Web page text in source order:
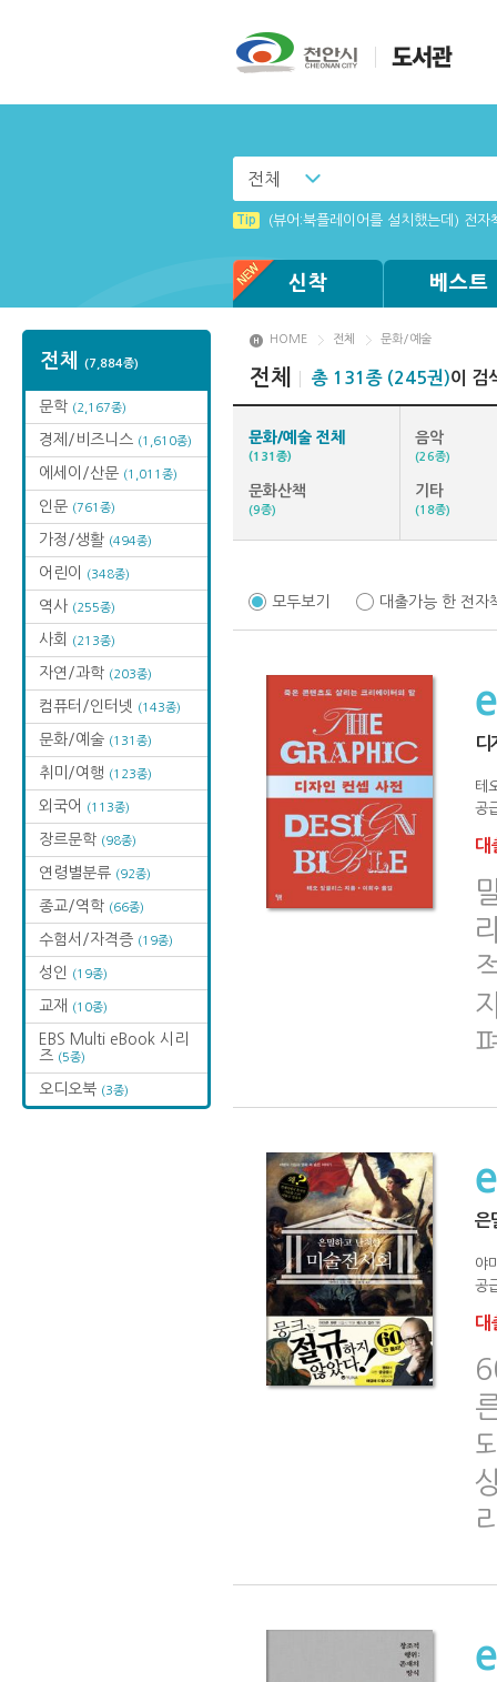
전체
Tip (뷰어:북플레이어를 설치했는데) 전자
신착 베스트
전체 (7,884종)
문학 (2,167종)
경제/비즈니스 (1,610종)
에세이/산문 (1,011종)
인문 (761종)
가정/생활 (494종)
어린이 (348종)
역사 (255종)
사회 (213종)
자연/과학 (203종)
컴퓨터/인터넷 (143종)
문화/예술 (131종)
취미/여행 (123종)
외국어 (113종)
장르문학 (98종)
연령별분류 (92종)
종교/역학 (66종)
수험서/자격증 (19종)
성인 (19종)
교재 (10종)
EBS Multi eBook 시리
즈 (5종)
오디오북 (3종)
HOME 전체 문화/예술
전체 총 131종 (245권)이 검
문화/예술 전체
(131종)
음악
(26종)
문화산책
(9종)
기타
(18종)
모두보기 대출가능 한 전자
디
테
공
대
은
야
공
대